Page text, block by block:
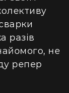
разів
не
репер